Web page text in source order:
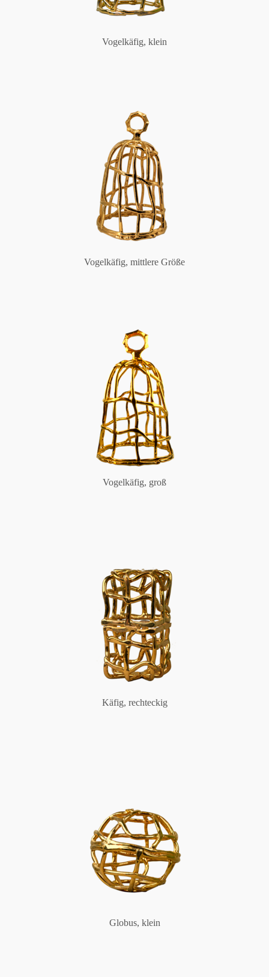
Vogelkäfig, klein
Vogelkäfig, mittlere Größe
Vogelkäfig, groß
Käfig, rechteckig
Globus, klein